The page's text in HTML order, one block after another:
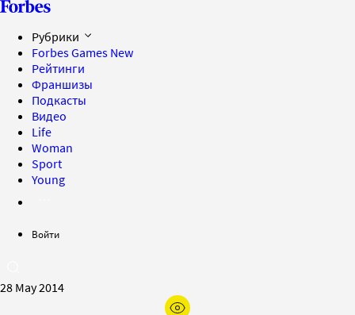
Рубрики
Forbes Games New
Рейтинги
Франшизы
Подкасты
Видео
Life
Woman
Sport
Young
Войти
28 May 2014